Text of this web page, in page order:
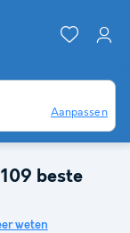
Aanpassen
beste
weten